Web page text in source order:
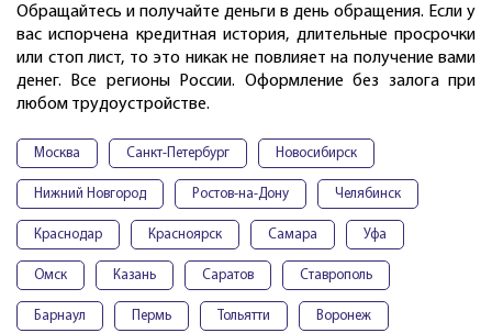
Обращайтесь и получайте деньги в день обращения. Если у
вас испорчена кредитная история, длительные просрочки
или стоп лист, то это никак не повлияет на получение вами
денег. Все регионы России. Оформление без залога при
любом трудоустройстве.
Москва Санкт-Петербург Новосибирск
Нижний Новгород Ростов-на-Дону Челябинск
Краснодар Красноярск Самара Уфа
Омск Казань Саратов Ставрополь
Барнаул Пермь Тольятти Воронеж